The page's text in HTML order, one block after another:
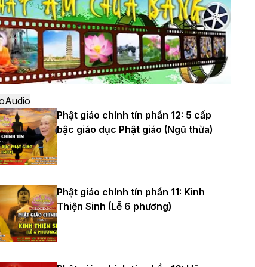
Ngày tu học cuối cùng khép lại
sinh hoạt Phật pháp mùa hè lần
tại chùa Bằng
thương trong ngày tu tập thứ
Khóa sinh hoạt Phật pháp mùa
chùa Bằng
Thọ Lạc được suy cử làm tân
BTS GHPGVN tỉnh Nghệ An
Audio
Phật giáo chính tín phần 12: 5 cấp
bậc giáo dục Phật giáo (Ngũ thừa)
Phật giáo chính tín phần 11: Kinh
Thiện Sinh (Lễ 6 phương)